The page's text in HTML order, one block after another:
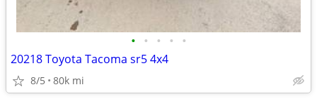
• • • • •
20218 Toyota Tacoma sr5 4x4
8/5 80k mi